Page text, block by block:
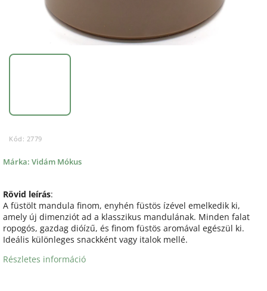
Kód: 2779
Márka: Vidám Mókus
Rövid leírás:
A füstölt mandula finom, enyhén füstös ízével emelkedik ki,
amely új dimenziót ad a klasszikus mandulának. Minden falat
ropogós, gazdag dióízű, és finom füstös aromával egészül ki.
Ideális különleges snackként vagy italok mellé.
Részletes információ